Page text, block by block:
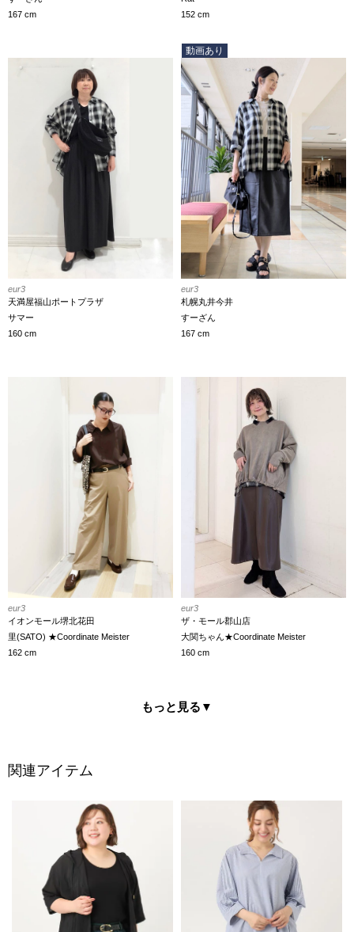
167 cm
152 cm
eur3
天満屋福山ポートプラザ
サマー
160 cm
動画あり
eur3
札幌丸井今井
すーざん
167 cm
eur3
イオンモール堺北花田
里(SATO) ★Coordinate Meister
162 cm
eur3
ザ・モール郡山店
大関ちゃん★Coordinate Meister
160 cm
もっと見る ▼
関連アイテム